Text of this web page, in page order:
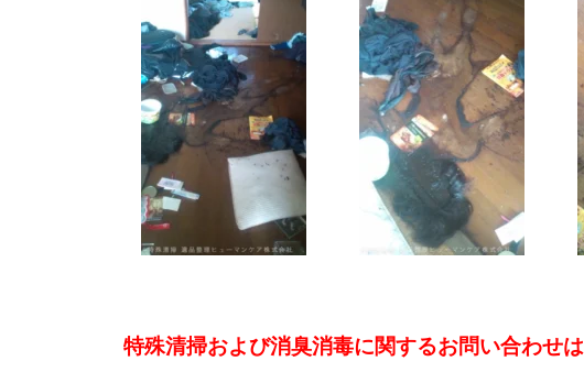
特殊清掃および消臭消毒に関するお問い合わせは